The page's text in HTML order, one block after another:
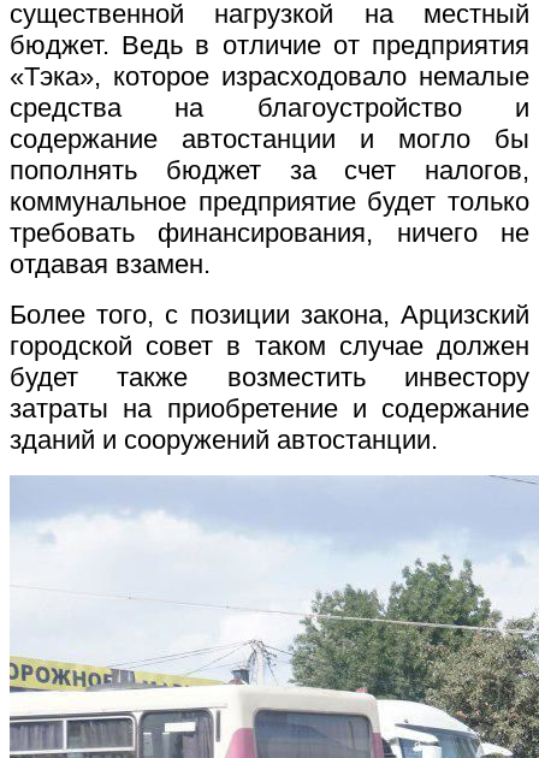
существенной нагрузкой на местный
бюджет. Ведь в отличие от предприятия
«Тэка», которое израсходовало немалые
средства на благоустройство и
содержание автостанции и могло бы
пополнять бюджет за счет налогов,
коммунальное предприятие будет только
требовать финансирования, ничего не
отдавая взамен.
Более того, с позиции закона, Арцизский
городской совет в таком случае должен
будет также возместить инвестору
затраты на приобретение и содержание
зданий и сооружений автостанции.